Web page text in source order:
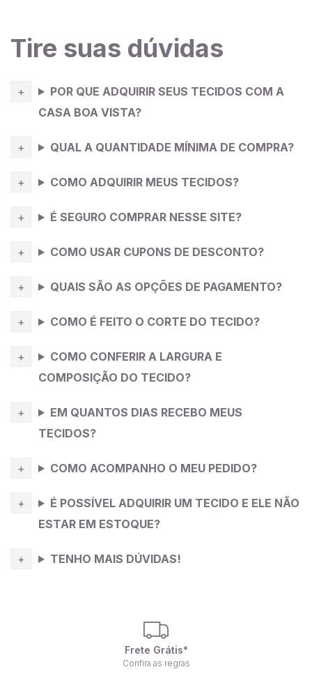
(sem torcer) e deixe secar estendido na sombra.
querido é a saia midi. É um modelo feminino e
moderno, com detalhes como fenda na frente ou na
se vestir, e aliado aolinhomisto dá mais corpo e
Tire suas dúvidas
POR QUE ADQUIRIR SEUS TECIDOS COM A
CASA BOA VISTA?
QUAL A QUANTIDADE MÍNIMA DE COMPRA?
COMO ADQUIRIR MEUS TECIDOS?
É SEGURO COMPRAR NESSE SITE?
COMO USAR CUPONS DE DESCONTO?
QUAIS SÃO AS OPÇÕES DE PAGAMENTO?
COMO É FEITO O CORTE DO TECIDO?
COMO CONFERIR A LARGURA E
COMPOSIÇÃO DO TECIDO?
EM QUANTOS DIAS RECEBO MEUS
TECIDOS?
COMO ACOMPANHO O MEU PEDIDO?
É POSSÍVEL ADQUIRIR UM TECIDO E ELE NÃO
ESTAR EM ESTOQUE?
TENHO MAIS DÚVIDAS!
Frete Grátis*
Confira as regras